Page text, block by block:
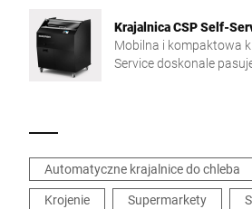
względu na gatunek
dotykowy.
Krajalnica CSP Self-
Mobilna i kompaktowa
Service doskonale
Przejrzysty ekran
intuicyjną obsługę i
Automatyczne krajalnice do chleba
Krojenie
Supermarkety